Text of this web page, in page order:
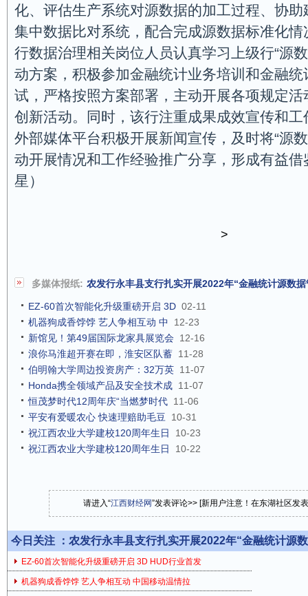
化、评估生产系统对源数据的加工过程、协
集中数据比对系统，配合完成源数据标准化
行数据治理相关岗位人员认真学习上级行“源
动方案，积极参加金融统计业务培训和金融
试，严格按照方案部署，主动开展各项规定
创新活动。同时，该行注重成果成效宣传和
外部媒体平台积极开展新闻宣传，及时将“源
动开展情况和工作经验推广分享，形成有益
星）
>
多媒体报纸: 农发行永丰县支行扎实开展2022年“金融统计源数
EZ-60首次智能化升级重磅开启 3D 02-11
机器狗成香饽饽 艺人争相互动 中
12-23
新馆见！第49届国际龙家具展览会 12-16
浪你马淮超开赛在即，淮安区队蓄 11-28
伯明翰大学周边投资房产：32万英 11-07
Honda携全领域产品及安全技术成 11-07
恒茂梦时代12周年庆“当燃梦时代 11-06
平安有爱暖农心 快速理赔助毛豆
10-31
祝江西农业大学建校120周年生日
10-23
祝江西农业大学建校120周年生日
10-22
请进入“江西财经网”发表评论>> [新用户注意！在东湖社区发
今日关注 ： 农发行永丰县支行扎实开展2022年“金融统计源
EZ-60首次智能化升级重磅开启 3D HUD行业首发
机器狗成香饽饽 艺人争相互动 中国移动温情拉